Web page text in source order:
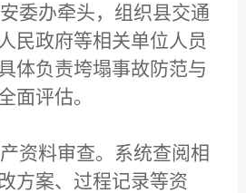
委办牵头，组织县交通
民政府等相关单位人员
体负责垮塌事故防范与
面评估。
资料审查。 系统查阅相
方案、过程记录等资